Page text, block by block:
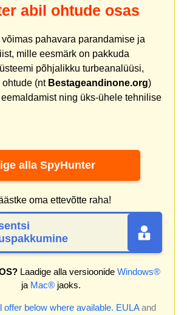
abil ohtude osas
pahavara parandamise ja
mille eesmärk on pakkuda
põhjalikku turbeanalüüsi,
ohtude (nt Bestageandinone.org)
ning üks-ühele tehnilise
alla SpyHunter
oma ettevõtte raha!
Laadige alla versioonide Windows®
ja Mac® jaoks.
offer below where available. EULAand